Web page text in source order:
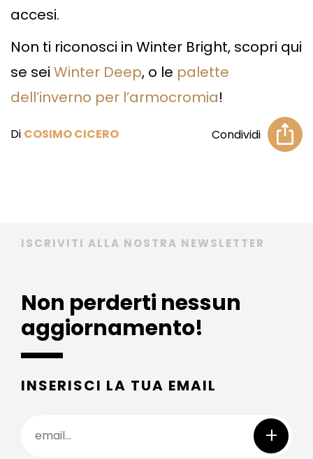
accesi.
Non ti riconosci in Winter Bright, scopri qui
se sei Winter Deep, o le palette
dell’inverno per l’armocromia!
Di COSIMO CICERO Condividi
ISCRIVITI ALLA NOSTRA NEWSLETTER
Non perderti nessun
aggiornamento!
INSERISCI LA TUA EMAIL
+